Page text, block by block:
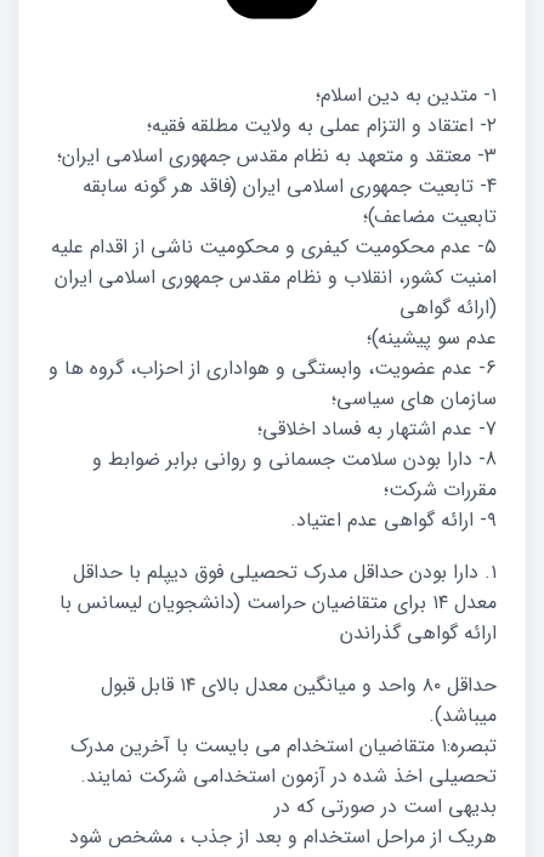
۱- متدین به دین اسلام؛
۲- اعتقاد و التزام عملی به ولایت مطلقه فقیه؛
۳- معتقد و متعهد به نظام مقدس جمهوری اسلامی ایران؛
4- تابعیت جمهوری اسلامی ایران (فاقد هر گونه سابقه
تابعیت مضاعف)؛
۵- عدم محکومیت کیفری و محکومیت ناشی از اقدام علیه
امنیت کشور، انقلاب و نظام مقدس جمهوری اسلامی ایران
(ارائه گواهی
عدم سو پیشینه)؛
6- عدم عضویت، وابستگی و هواداری از احزاب، گروه ها و
سازمان های سیاسی؛
7- عدم اشتهار به فساد اخلاقی؛
8- دارا بودن سلامت جسمانی و روانی برابر ضوابط و
مقررات شرکت؛
۹- ارائه گواهی عدم اعتیاد.
۱. دارا بودن حداقل مدرک تحصیلی فوق دیپلم با حداقل
معدل ۱۴ برای متقاضیان حراست (دانشجویان لیسانس با
ارائه گواهی گذراندن
حداقل ۸۰ واحد و میانگین معدل بالای ۱۴ قابل قبول
میباشد).
تبصره:۱ متقاضیان استخدام می بایست با آخرین مدرک
تحصیلی اخذ شده در آزمون استخدامی شرکت نمایند.
بدیهی است در صورتی که در
هریک از مراحل استخدام و بعد از جذب ، مشخص شود